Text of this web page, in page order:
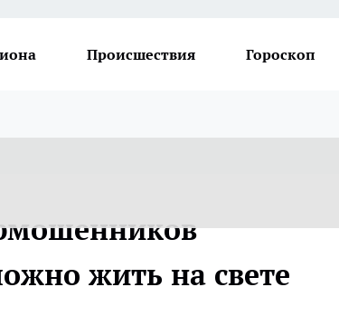
Происшествия Гороскоп
жить на свете